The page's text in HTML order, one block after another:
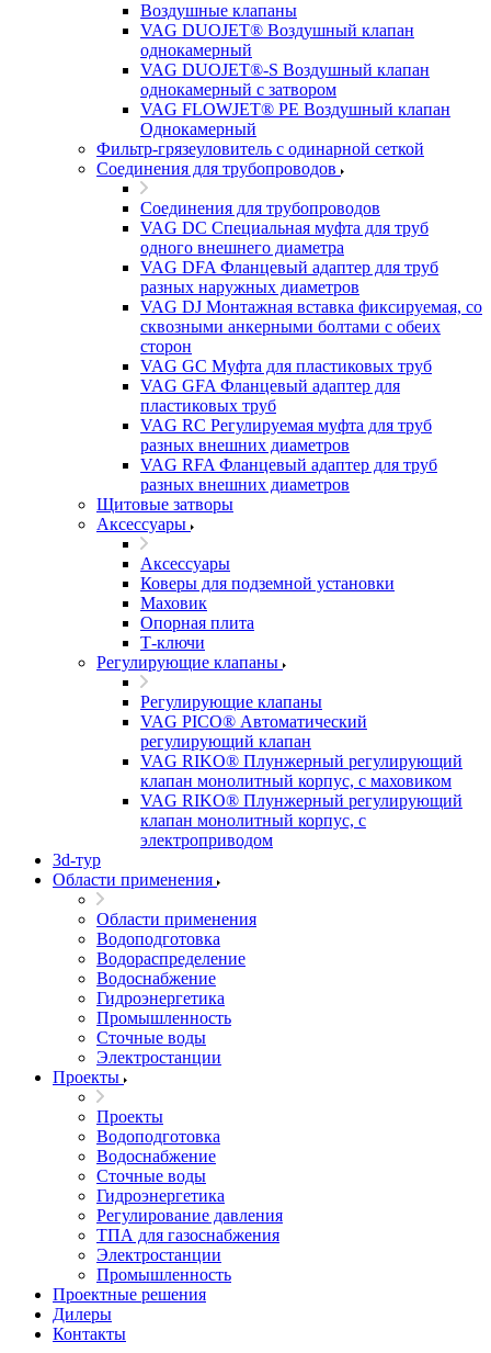
Воздушные клапаны
VAG DUOJET® Воздушный клапан
однокамерный
VAG DUOJET®-S Воздушный клапан
однокамерный с затвором
VAG FLOWJET® PE Воздушный клапан
Однокамерный
Фильтр-грязеуловитель с одинарной сеткой
Соединения для трубопроводов
Соединения для трубопроводов
VAG DC Специальная муфта для труб
одного внешнего диаметра
VAG DFA Фланцевый адаптер для труб
разных наружных диаметров
VAG DJ Монтажная вставка фиксируемая, со
сквозными анкерными болтами с обеих
сторон
VAG GC Муфта для пластиковых труб
VAG GFA Фланцевый адаптер для
пластиковых труб
VAG RC Регулируемая муфта для труб
разных внешних диаметров
VAG RFA Фланцевый адаптер для труб
разных внешних диаметров
Щитовые затворы
Аксессуары
Аксессуары
Коверы для подземной установки
Маховик
Опорная плита
Т-ключи
Регулирующие клапаны
Регулирующие клапаны
VAG PICO® Автоматический
регулирующий клапан
VAG RIKO® Плунжерный регулирующий
клапан монолитный корпус, с маховиком
VAG RIKO® Плунжерный регулирующий
клапан монолитный корпус, с
электроприводом
3d-тур
Области применения
Области применения
Водоподготовка
Водораспределение
Водоснабжение
Гидроэнергетика
Промышленность
Сточные воды
Электростанции
Проекты
Проекты
Водоподготовка
Водоснабжение
Сточные воды
Гидроэнергетика
Регулирование давления
ТПА для газоснабжения
Электростанции
Промышленность
Проектные решения
Дилеры
Контакты